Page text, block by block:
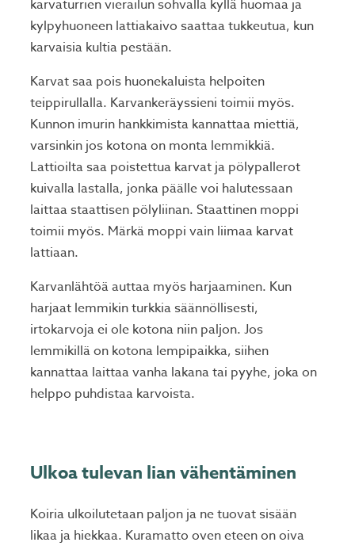
karvaturrien vierailun sohvalla kyllä huomaa ja
kylpyhuoneen lattiakaivo saattaa tukkeutua, kun
karvaisia kultia pestään.
Karvat saa pois huonekaluista helpoiten
teippirullalla. Karvankeräyssieni toimii myös.
Kunnon imurin hankkimista kannattaa miettiä,
varsinkin jos kotona on monta lemmikkiä.
Lattioilta saa poistettua karvat ja pölypallerot
kuivalla lastalla, jonka päälle voi halutessaan
laittaa staattisen pölyliinan. Staattinen moppi
toimii myös. Märkä moppi vain liimaa karvat
lattiaan.
Karvanlähtöä auttaa myös harjaaminen. Kun
harjaat lemmikin turkkia säännöllisesti,
irtokarvoja ei ole kotona niin paljon. Jos
lemmikillä on kotona lempipaikka, siihen
kannattaa laittaa vanha lakana tai pyyhe, joka on
helppo puhdistaa karvoista.
Ulkoa tulevan lian vähentäminen
Koiria ulkoilutetaan paljon ja ne tuovat sisään
likaa ja hiekkaa. Kuramatto oven eteen on oiva